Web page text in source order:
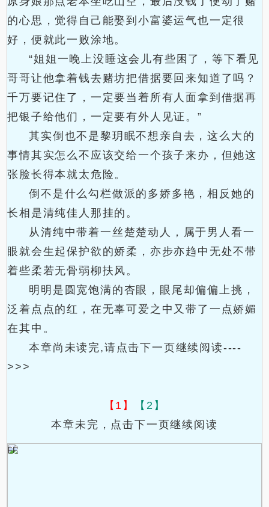
的心思，觉得自己能娶到小富婆运气也一定很
好，便就此一败涂地。
“姐姐一晚上没睡这会儿有些困了，等下看见
哥哥让他拿着钱去赌坊把借据要回来知道了吗？
千万要记住了，一定要当着所有人面拿到借据再
把银子给他们，一定要有外人见证。”
其实倒也不是黎玥眠不想亲自去，这么大的
事情其实怎么不应该交给一个孩子来办，但她这
张脸长得本就太危险。
倒不是什么勾栏做派的多娇多艳，相反她的
长相是清纯佳人那挂的。
从清纯中带着一丝楚楚动人，属于男人看一
眼就会生起保护欲的娇柔，亦步亦趋中无处不带
着些柔若无骨弱柳扶风。
明明是圆宽饱满的杏眼，眼尾却偏偏上挑，
泛着点点的红，在无辜可爱之中又带了一点娇媚
在其中。
本章尚未读完,请点击下一页继续阅读----
>>>
【1】
【2】
本章未完，点击下一页继续阅读
FF